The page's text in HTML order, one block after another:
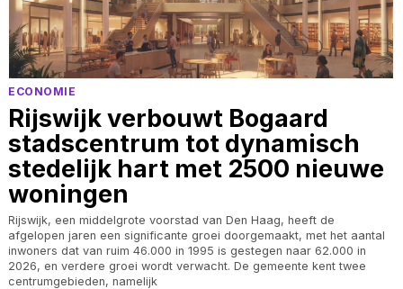
ECONOMIE
Rijswijk verbouwt Bogaard
stadscentrum tot dynamisch
stedelijk hart met 2500 nieuwe
woningen
Rijswijk, een middelgrote voorstad van Den Haag, heeft de
afgelopen jaren een significante groei doorgemaakt, met het aantal
inwoners dat van ruim 46.000 in 1995 is gestegen naar 62.000 in
2026, en verdere groei wordt verwacht. De gemeente kent twee
centrumgebieden, namelijk